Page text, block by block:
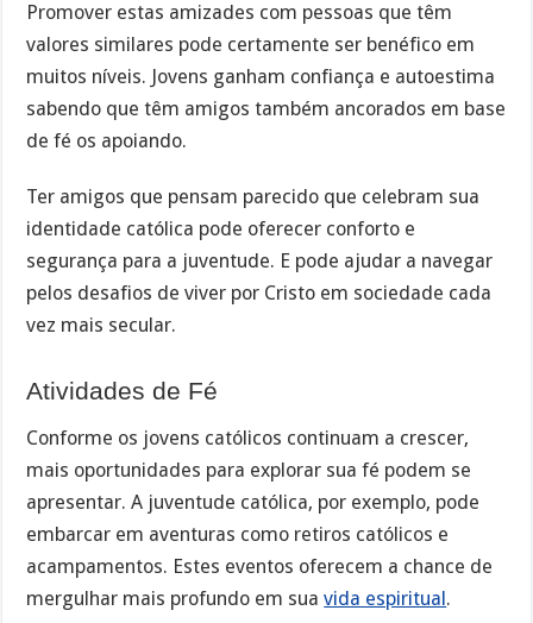
Promover estas amizades com pessoas que têm
valores similares pode certamente ser benéfico em
muitos níveis. Jovens ganham confiança e autoestima
sabendo que têm amigos também ancorados em base
de fé os apoiando.
Ter amigos que pensam parecido que celebram sua
identidade católica pode oferecer conforto e
segurança para a juventude. E pode ajudar a navegar
pelos desafios de viver por Cristo em sociedade cada
vez mais secular.
Atividades de Fé
Conforme os jovens católicos continuam a crescer,
mais oportunidades para explorar sua fé podem se
apresentar. A juventude católica, por exemplo, pode
embarcar em aventuras como retiros católicos e
acampamentos. Estes eventos oferecem a chance de
mergulhar mais profundo em suavida espiritual.